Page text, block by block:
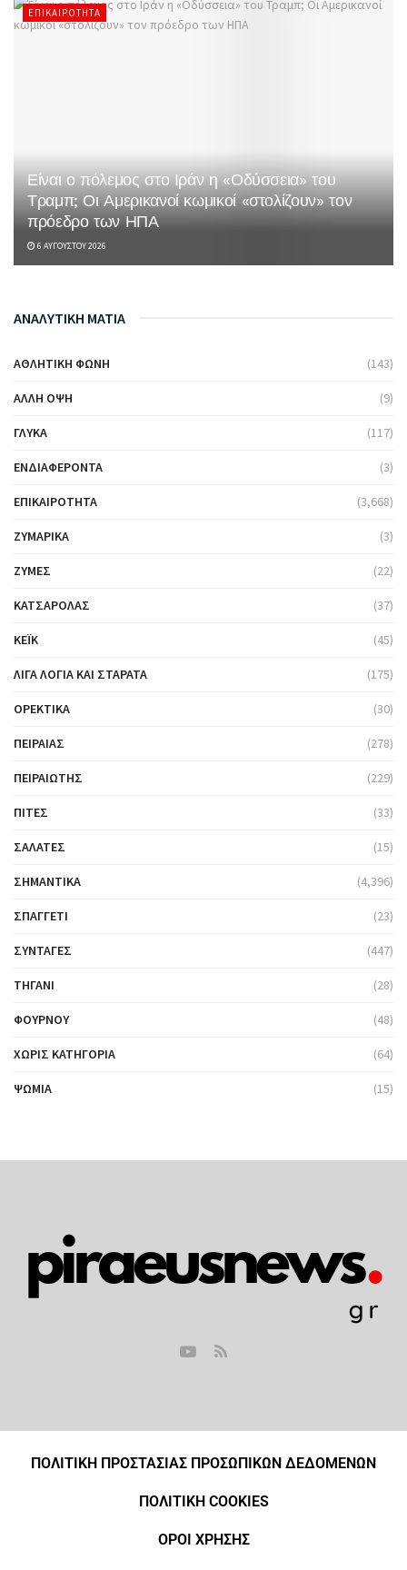
ΕΠΙΚΑΙΡΌΤΗΤΑ
Είναι ο πόλεμος στο Ιράν η «Οδύσσεια» του
Τραμπ; Οι Αμερικανοί κωμικοί «στολίζουν» τον
πρόεδρο των ΗΠΑ
6 ΑΥΓΟΎΣΤΟΥ 2026
ΑΝΑΛΥΤΙΚΗ ΜΑΤΙΑ
ΑΘΛΗΤΙΚΉ ΦΩΝΉ (143)
ΆΛΛΗ ΌΨΗ (9)
ΓΛΥΚΆ (117)
ΕΝΔΙΑΦΈΡΟΝΤΑ (3)
ΕΠΙΚΑΙΡΌΤΗΤΑ (3,668)
ΖΥΜΑΡΙΚΆ (3)
ΖΎΜΕΣ (22)
ΚΑΤΣΑΡΌΛΑΣ (37)
ΚΈΙΚ (45)
ΛΊΓΑ ΛΌΓΙΑ ΚΑΙ ΣΤΑΡΆΤΑ (175)
ΟΡΕΚΤΙΚΆ (30)
ΠΕΙΡΑΙΆΣ (278)
ΠΕΙΡΑΙΏΤΗΣ (229)
ΠΊΤΕΣ (33)
ΣΑΛΆΤΕΣ (15)
ΣΗΜΑΝΤΙΚΆ (4,396)
ΣΠΑΓΓΈΤΙ (23)
ΣΥΝΤΑΓΈΣ (447)
ΤΗΓΆΝΙ (28)
ΦΟΎΡΝΟΥ (48)
ΧΩΡΊΣ ΚΑΤΗΓΟΡΊΑ (64)
ΨΩΜΙΆ (15)
ΠΟΛΙΤΙΚΗ ΠΡΟΣΤΑΣΙΑΣ ΠΡΟΣΩΠΙΚΩΝ ΔΕΔΟΜΕΝΩΝ
ΠΟΛΙΤΙΚΗ COOKIES
ΟΡΟΙ ΧΡΗΣΗΣ